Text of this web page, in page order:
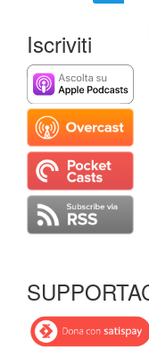
Iscriviti